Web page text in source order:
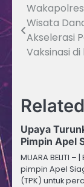
Navigasi
pos
Wisata
Akselerasi
Vaksinasi
Upaya
Pimpin Apel
MUARA BELITI
pimpin Apel
(TPK) untuk